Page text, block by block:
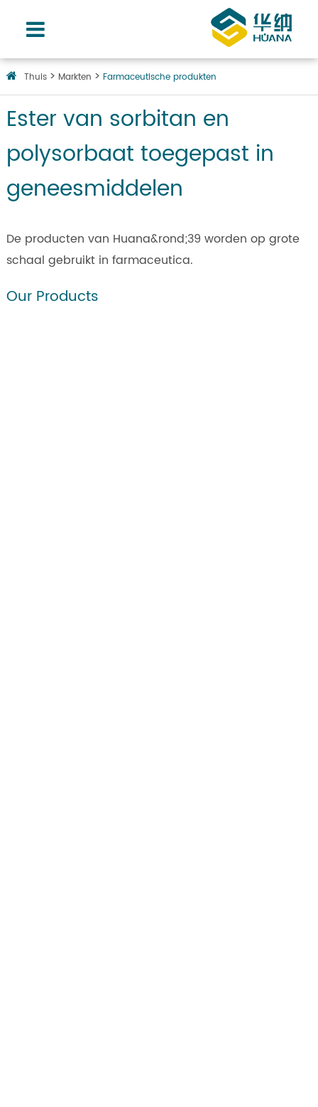
Thuis Markten Farmaceutische produkten
Ester van sorbitan en
polysorbaat toegepast in
geneesmiddelen
De producten van Huana&rond;39 worden op grote
schaal gebruikt in farmaceutica.
Our Products